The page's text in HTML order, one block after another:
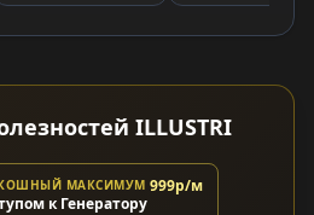
ILLUSTRI
МАКСИМУМ
к Генератору
999р/м